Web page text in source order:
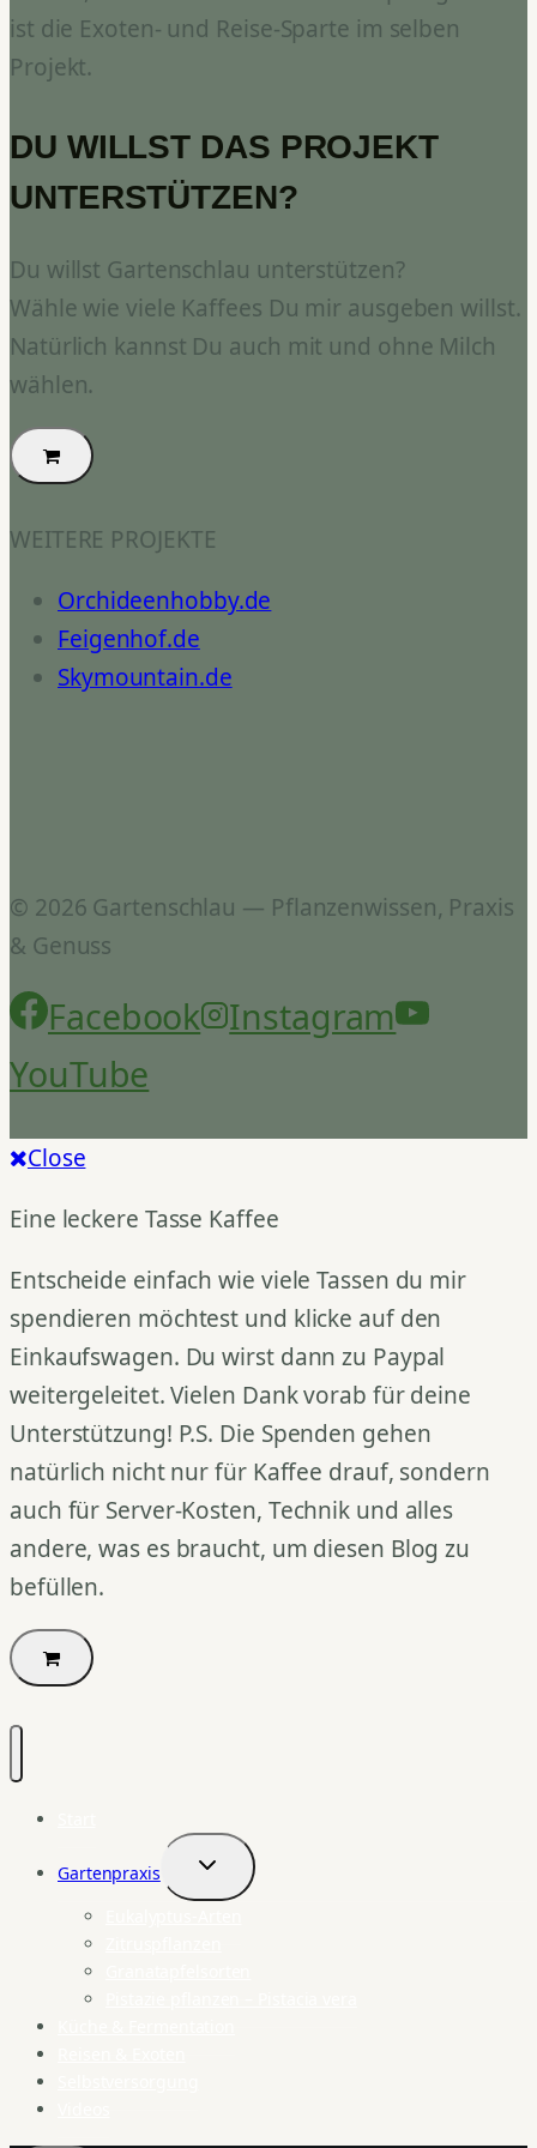
ist die Exoten- und Reise-Sparte im selben
Projekt.
DU WILLST DAS PROJEKT
UNTERSTÜTZEN?
Du willst Gartenschlau unterstützen?
Wähle wie viele Kaffees Du mir ausgeben willst.
Natürlich kannst Du auch mit und ohne Milch
wählen.
WEITERE PROJEKTE
Orchideenhobby.de
Feigenhof.de
Skymountain.de
© 2026 Gartenschlau — Pflanzenwissen, Praxis
& Genuss
Facebook
Instagram
YouTube
Close
Eine leckere Tasse Kaffee
Entscheide einfach wie viele Tassen du mir
spendieren möchtest und klicke auf den
Einkaufswagen. Du wirst dann zu Paypal
weitergeleitet. Vielen Dank vorab für deine
Unterstützung! P.S. Die Spenden gehen
natürlich nicht nur für Kaffee drauf, sondern
auch für Server-Kosten, Technik und alles
andere, was es braucht, um diesen Blog zu
befüllen.
Gartenpraxis
Untermenü
umschalten